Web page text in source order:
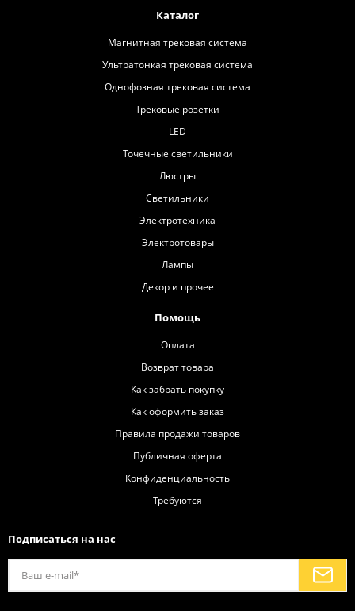
Каталог
Магнитная трековая система
Ультратонкая трековая система
Однофозная трековая система
Трековые розетки
LED
Точечные светильники
Люстры
Светильники
Электротехника
Электротовары
Лампы
Декор и прочее
Помощь
Оплата
Возврат товара
Как забрать покупку
Как оформить заказ
Правила продажи товаров
Публичная оферта
Конфиденциальность
Требуются
Подписаться на нас